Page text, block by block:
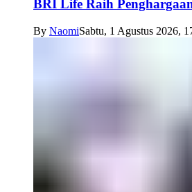
BRI Life Raih
By NaomiSabtu, 1 Agustus 2026,